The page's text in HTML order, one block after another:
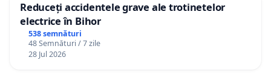
Reduceți accidentele grave ale trotinetelor
electrice în Bihor
538 semnături
48 Semnături / 7 zile
28 Jul 2026